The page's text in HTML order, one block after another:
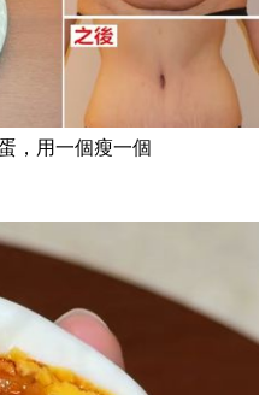
，用一個瘦一個